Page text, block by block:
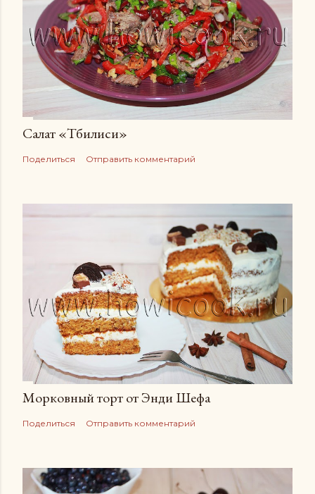
Салат «Тбилиси»
Поделиться Отправить комментарий
Морковный торт от Энди Шефа
Поделиться Отправить комментарий